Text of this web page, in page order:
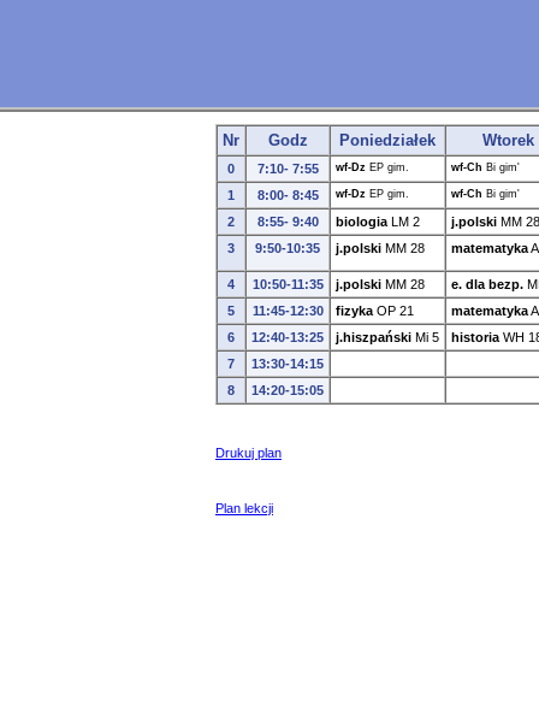
Nr Godz Poniedziałek Wtorek
0 7:10- 7:55 wf-Dz EP gim. wf-Ch Bi gim'
1 8:00- 8:45 wf-Dz EP gim. wf-Ch Bi gim'
2 8:55- 9:40 biologia LM 2 j.polski MM 28
3
9:50-10:35 j.polski MM 28 matematyka
4 10:50-11:35 j.polski MM 28 e. dla bezp.
5
11:45-12:30 fizyka OP 21 matematyka
6
12:40-13:25 j.hiszpański Mi 5 historia WH
7
13:30-14:15
8
14:20-15:05
Drukuj plan
Plan lekcji